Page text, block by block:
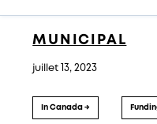
MUNICIPAL
juillet 13, 2023
In Canada